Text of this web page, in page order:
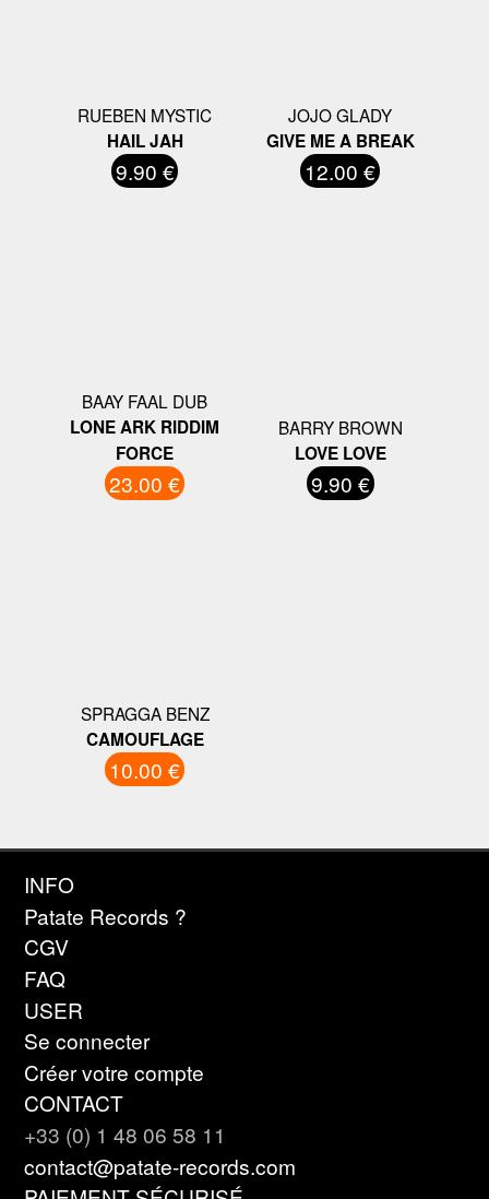
RUEBEN MYSTIC
HAIL JAH
9.90 €
JOJO GLADY
GIVE ME A BREAK
12.00 €
BAAY FAAL DUB
LONE ARK RIDDIM
FORCE
23.00 €
BARRY BROWN
LOVE LOVE
9.90 €
SPRAGGA BENZ
CAMOUFLAGE
10.00 €
INFO
Patate Records ?
CGV
FAQ
USER
Se connecter
Créer votre compte
CONTACT
+33 (0) 1 48 06 58 11
contact@patate-records.com